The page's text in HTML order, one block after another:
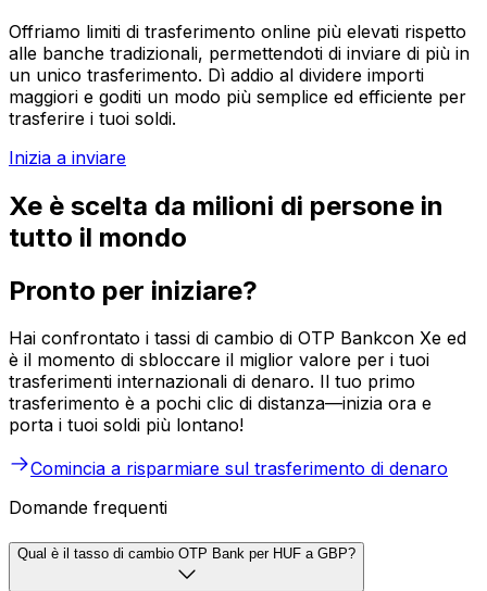
Offriamo limiti di trasferimento online più elevati rispetto
alle banche tradizionali, permettendoti di inviare di più in
un unico trasferimento. Dì addio al dividere importi
maggiori e goditi un modo più semplice ed efficiente per
trasferire i tuoi soldi.
Inizia a inviare
Xe è scelta da milioni di persone in
tutto il mondo
Pronto per iniziare?
Hai confrontato i tassi di cambio di OTP Bankcon Xe ed
è il momento di sbloccare il miglior valore per i tuoi
trasferimenti internazionali di denaro. Il tuo primo
trasferimento è a pochi clic di distanza—inizia ora e
porta i tuoi soldi più lontano!
Comincia a risparmiare sul trasferimento di denaro
Domande frequenti
Qual è il tasso di cambio OTP Bank per HUF a GBP?